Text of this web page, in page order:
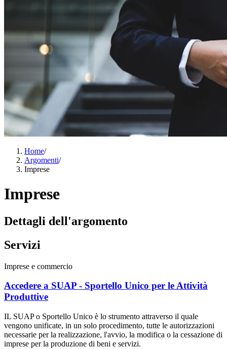
Home/
Argomenti/
Imprese
Imprese
Dettagli dell'argomento
Servizi
Imprese e commercio
Accedere a SUAP - Sportello Unico per le Attività
Produttive
IL SUAP o Sportello Unico è lo strumento attraverso il quale
vengono unificate, in un solo procedimento, tutte le autorizzazioni
necessarie per la realizzazione, l'avvio, la modifica o la cessazione di
imprese per la produzione di beni e servizi.